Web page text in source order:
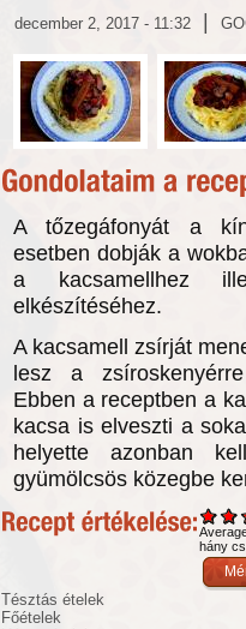
december 2, 2017 - 11:32 |
A tőzegáfonyát a
esetben dobják a
a kacsamellhez
elkészítéséhez.
A kacsamell zsírját
lesz a
Ebben a receptben a
kacsa is elveszti a
helyette azonban
gyümölcsös közegbe
hány
Tésztás ételek
Főételek